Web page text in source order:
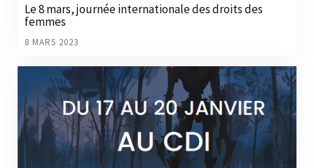
Le 8 mars, journée internationale des droits des
femmes
8 MARS 2023